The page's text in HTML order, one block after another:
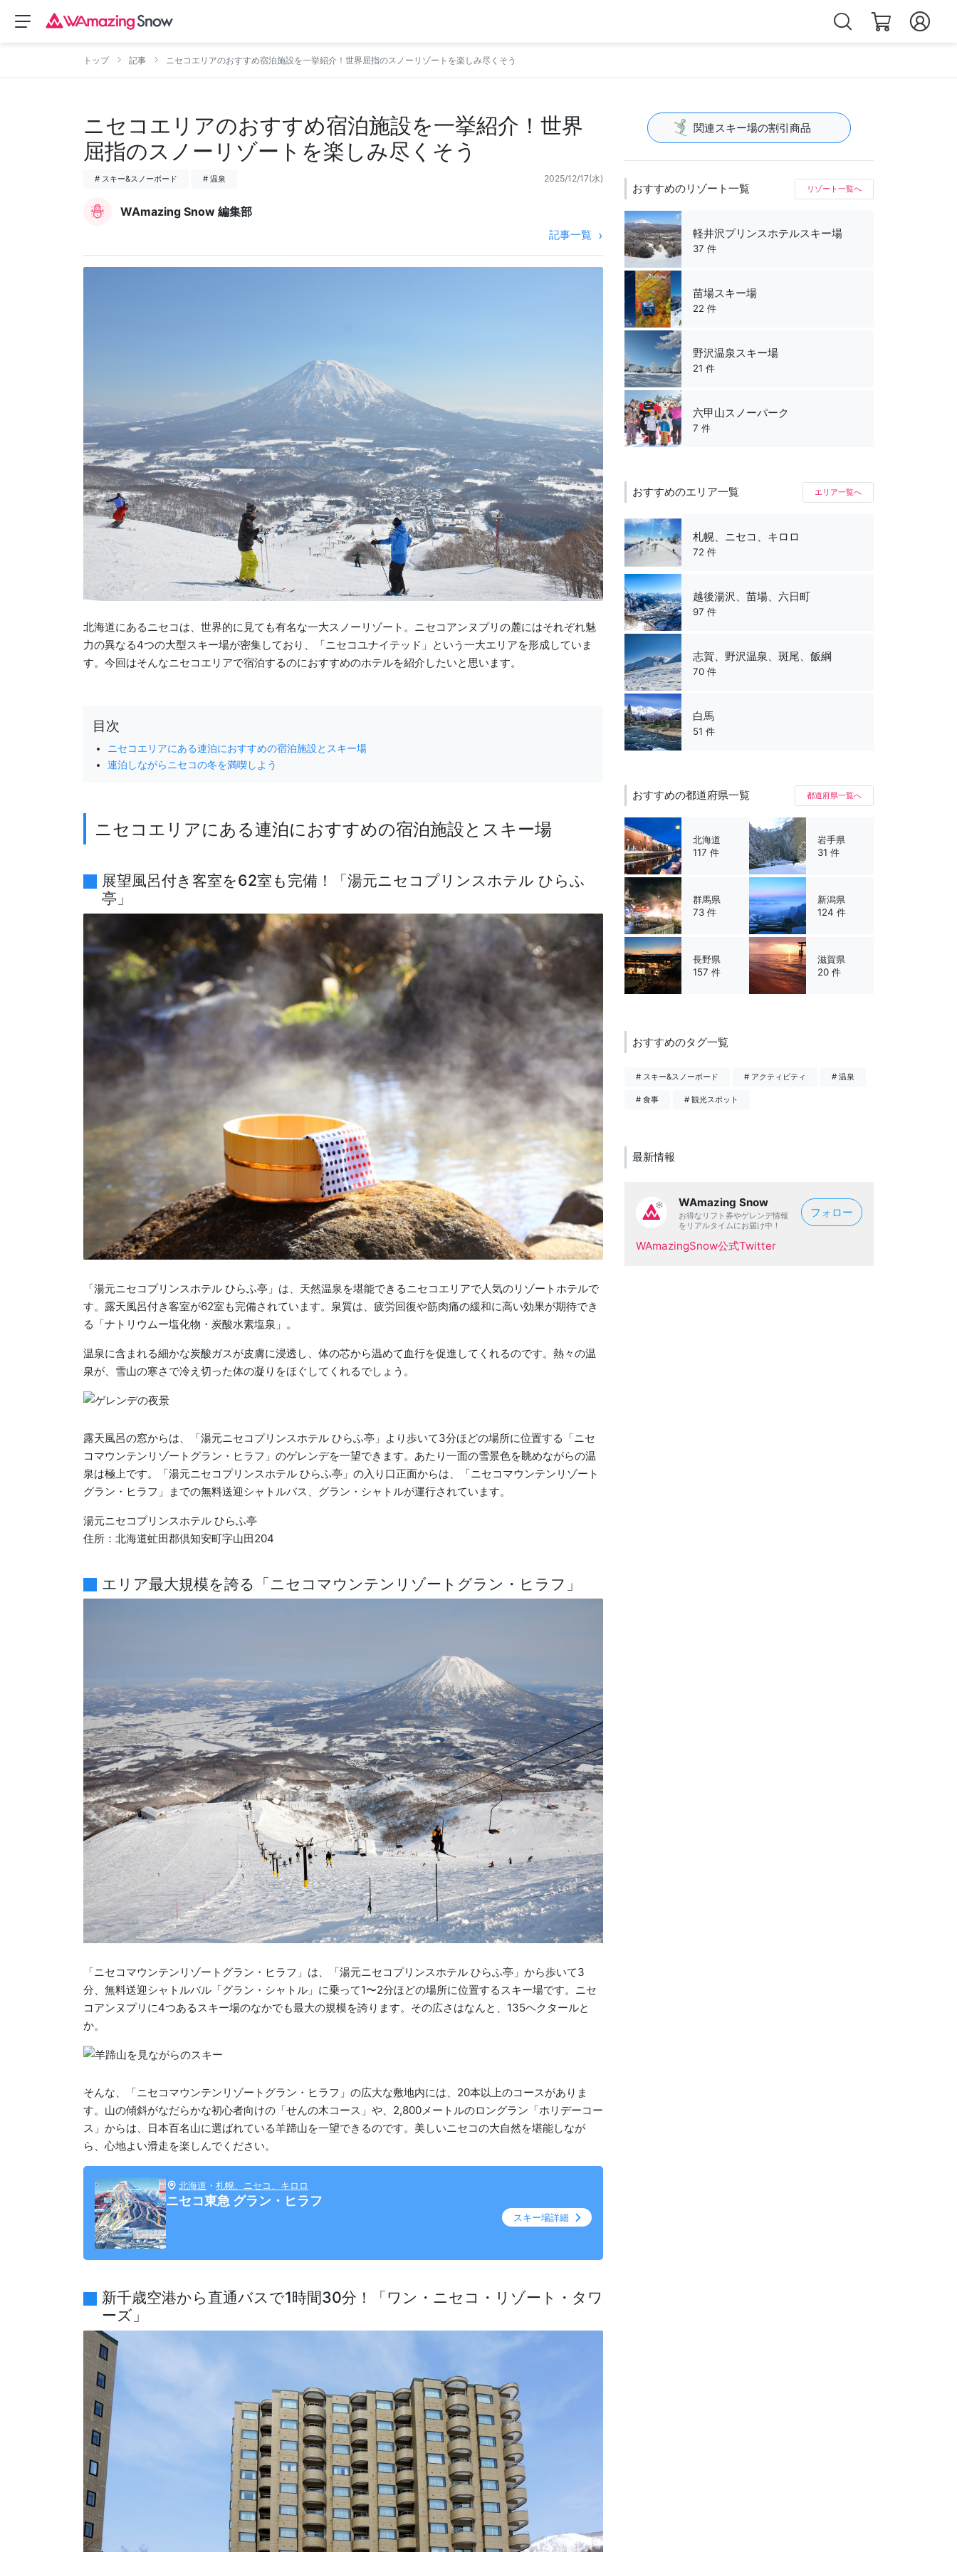
トップ 記事 ニセコエリアのおすすめ宿泊施設を一挙紹介！世界屈指のスノーリゾートを楽しみ尽くそう
ニセコエリアのおすすめ宿泊施設を一挙紹介！世界
屈指のスノーリゾートを楽しみ尽くそう
# スキー&スノーボード # 温泉 2025/12/17(水)
WAmazing Snow 編集部
記事一覧
北海道にあるニセコは、世界的に見ても有名な一大スノーリゾート。ニセコアンヌプリの麓にはそれぞれ魅
力の異なる4つの大型スキー場が密集しており、「ニセコユナイテッド」という一大エリアを形成していま
す。今回はそんなニセコエリアで宿泊するのにおすすめのホテルを紹介したいと思います。
目次
ニセコエリアにある連泊におすすめの宿泊施設とスキー場
連泊しながらニセコの冬を満喫しよう
ニセコエリアにある連泊におすすめの宿泊施設とスキー場
展望風呂付き客室を62室も完備！「湯元ニセコプリンスホテル ひらふ
亭」
「湯元ニセコプリンスホテル ひらふ亭」は、天然温泉を堪能できるニセコエリアで人気のリゾートホテルで
す。露天風呂付き客室が62室も完備されています。泉質は、疲労回復や筋肉痛の緩和に高い効果が期待でき
る「ナトリウムー塩化物・炭酸水素塩泉」。
温泉に含まれる細かな炭酸ガスが皮膚に浸透し、体の芯から温めて血行を促進してくれるのです。熱々の温
泉が、雪山の寒さで冷え切った体の凝りをほぐしてくれるでしょう。
露天風呂の窓からは、「湯元ニセコプリンスホテル ひらふ亭」より歩いて3分ほどの場所に位置する「ニセ
コマウンテンリゾートグラン・ヒラフ」のゲレンデを一望できます。あたり一面の雪景色を眺めながらの温
泉は極上です。「湯元ニセコプリンスホテル ひらふ亭」の入り口正面からは、「ニセコマウンテンリゾート
グラン・ヒラフ」までの無料送迎シャトルバス、グラン・シャトルが運行されています。
湯元ニセコプリンスホテル ひらふ亭
住所：北海道虻田郡倶知安町字山田204
エリア最大規模を誇る「ニセコマウンテンリゾートグラン・ヒラフ」
「ニセコマウンテンリゾートグラン・ヒラフ」は、「湯元ニセコプリンスホテル ひらふ亭」から歩いて3
分、無料送迎シャトルバル「グラン・シャトル」に乗って1〜2分ほどの場所に位置するスキー場です。ニセ
コアンヌプリに4つあるスキー場のなかでも最大の規模を誇ります。その広さはなんと、135ヘクタールと
か。
そんな、「ニセコマウンテンリゾートグラン・ヒラフ」の広大な敷地内には、20本以上のコースがありま
す。山の傾斜がなだらかな初心者向けの「せんの木コース」や、2,800メートルのロングラン「ホリデーコー
ス」からは、日本百名山に選ばれている羊蹄山を一望できるのです。美しいニセコの大自然を堪能しなが
ら、心地よい滑走を楽しんでください。
北海道 ・ 札幌、ニセコ、キロロ
ニセコ東急 グラン・ヒラフ
スキー場詳細
新千歳空港から直通バスで1時間30分！「ワン・ニセコ・リゾート・タワ
ーズ」
関連スキー場の割引商品
おすすめのリゾート一覧 リゾート一覧へ
軽井沢プリンスホテルスキー場
37 件
苗場スキー場
22 件
野沢温泉スキー場
21 件
六甲山スノーパーク
7 件
おすすめのエリア一覧 エリア一覧へ
札幌、ニセコ、キロロ
72 件
越後湯沢、苗場、六日町
97 件
志賀、野沢温泉、斑尾、飯綱
70 件
白馬
51 件
おすすめの都道府県一覧 都道府県一覧へ
北海道
117 件
岩手県
31 件
群馬県
73 件
新潟県
124 件
長野県
157 件
滋賀県
20 件
おすすめのタグ一覧
# スキー&スノーボード # アクティビティ # 温泉
# 食事 # 観光スポット
最新情報
WAmazing Snow
お得なリフト券やゲレンデ情報
をリアルタイムにお届け中！
フォロー
WAmazingSnow公式Twitter